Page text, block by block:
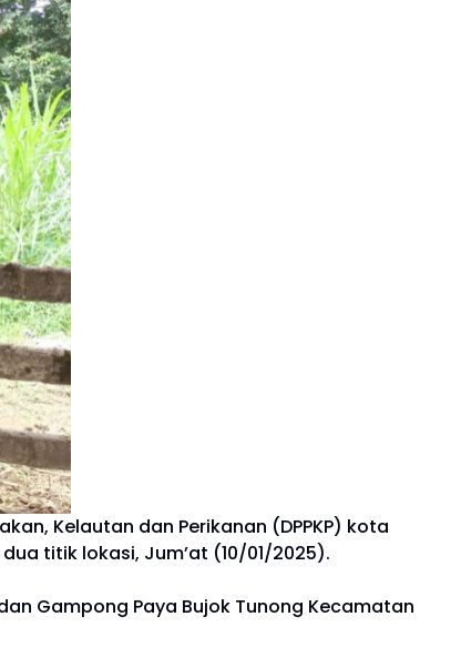
Kelautan dan Perikanan (DPPKP) kota
titik lokasi, Jum’at (10/01/2025).
Gampong Paya Bujok Tunong Kecamatan